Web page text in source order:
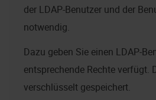
der LDAP-Benutzer und der
notwendig.
Dazu geben Sie einen LDAP-
entsprechende Rechte verfügt.
verschlüsselt gespeichert.